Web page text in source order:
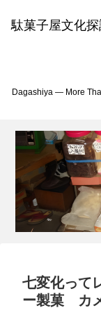
駄菓子屋文化
Dagashiya — More
七変化って
ー製菓 カ